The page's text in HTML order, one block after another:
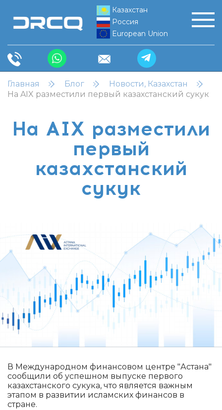
Казахстан
Россия
European Union
Главная Блог
Новости, Казахстан
На AIX разместили первый казахстанский сукук
На AIX разместили
первый
казахстанский
сукук
В Международном финансовом центре "Астана"
сообщили об успешном выпуске первого
казахстанского сукука, что является важным
этапом в развитии исламских финансов в
стране.